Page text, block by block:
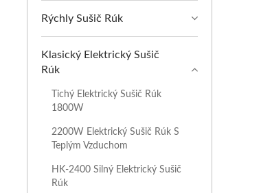
Rýchly Sušič Rúk
Klasický Elektrický Sušič
Rúk
Tichý Elektrický Sušič Rúk
1800W
2200W Elektrický Sušič Rúk S
Teplým Vzduchom
HK-2400 Silný Elektrický Sušič
Rúk